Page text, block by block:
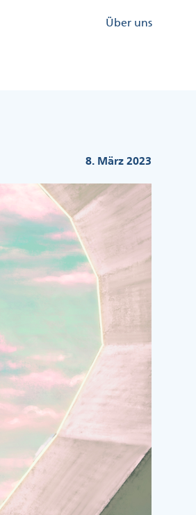
Kopfzeile
Über uns
8. März 2023